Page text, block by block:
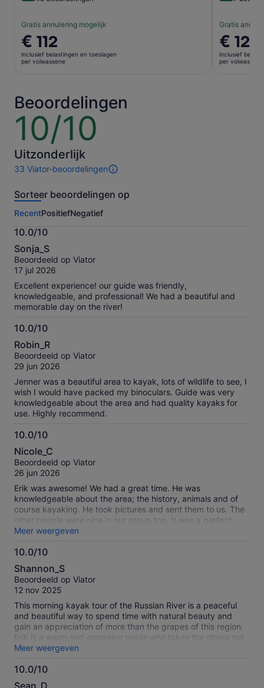
Gratis annulering mogelijk
De
prijs
is
volwassene
€ 112
inclusief belastingen en toeslagen
per volwassene
Gratis
De
prijs
is
€ 124
inclusief
per volwassene
Beoordelingen
10/10
10
10
Uitzonderlijk
33 Viator-beoordelingen
33
van
activiteit.
Meer
informatie
over
onze
geverifieerde
Sorteer beoordelingen op
RecentPositiefNegatief
10.0/10
10.0
van
10
Sonja_S
Beoordeeld op Viator
17 jul 2026
Excellent experience! our guide was friendly,
knowledgeable, and professional! We had a beautiful and
memorable day on the river!
10.0/10
10.0
van
10
Robin_R
Beoordeeld op Viator
29 jun 2026
Jenner was a beautiful area to kayak, lots of wildlife to see, I
wish I would have packed my binoculars. Guide was very
knowledgeable about the area and had quality kayaks for
use. Highly recommend.
10.0/10
10.0
van
10
Nicole_C
Beoordeeld op Viator
26 jun 2026
Erik was awesome! We had a great time. He was
knowledgeable about the area; the history, animals and of
course kayaking. He took pictures and sent them to us. The
other people were nice in our group too. It was a perfect
addition to all the fun memories we made during our long
drive across the western US. Thanks again Erik!
Meer weergeven
10.0/10
10.0
van
10
Shannon_S
Beoordeeld op Viator
12 nov 2025
This morning kayak tour of the Russian River is a peaceful
and beautiful way to spend time with natural beauty and
gain an appreciation of more than the grapes of this region.
Erik is a warm and engaging guide who takes the stress out
of connecting with nature through kayaking whether you’re a
deeply experienced paddler or a newbie. His genuine love
for this landscape and its wildlife is infectious as he shares
Meer weergeven
10.0/10
10.0